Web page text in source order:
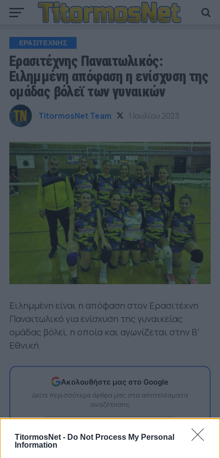
TitormosNet - Do Not Process My Personal
Information
ΕΡΑΣΙΤΕΧΝΗΣ
Ερασιτέχνης Παναιτωλικός:
Ειλημμένη απόφαση η ενίσχυση της
ομάδας βόλεϊ των γυναικών
TitormosNet Team 1 Ιουλίου 2023
Ειλημμένη είναι η απόφαση στον Ερασιτέχνη
Παναιτωλικό για ενίσχυση της γυναικείας
ομάδας βόλεϊ, η οποία και αγωνίζεται στην Β’
Εθνική.
Ακολουθήστε μας στο Google
Δείτε περισσότερα άρθρα μας στα αποτελέσματα
αναζήτησης